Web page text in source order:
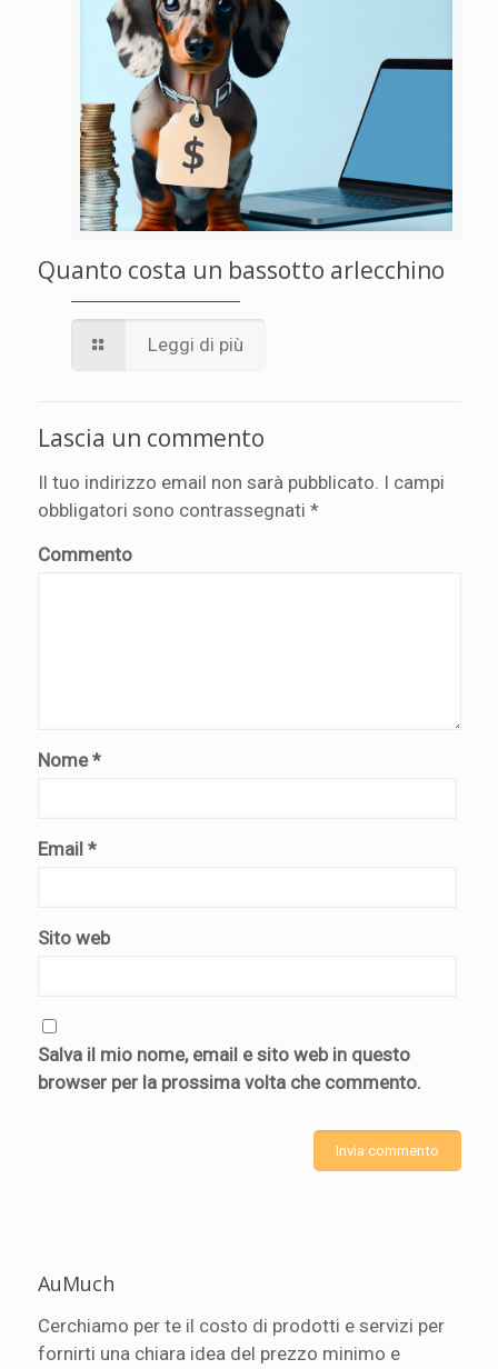
Quanto costa un bassotto arlecchino
Leggi di più
Lascia un commento
Il tuo indirizzo email non sarà pubblicato. I campi
obbligatori sono contrassegnati *
Commento
Nome*
Email *
Sito web
Salva il mio nome, email e sito web in questo
browser per la prossima volta che commento.
AuMuch
Cerchiamo per te il costo di prodotti e servizi per
fornirti una chiara idea del prezzo minimo e